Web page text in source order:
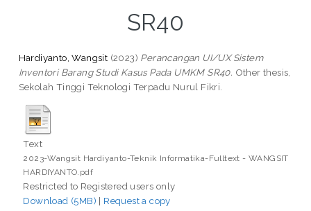
SR40
Hardiyanto, Wangsit (2023) Perancangan UI/UX Sistem
Inventori Barang Studi Kasus Pada UMKM SR40. Other thesis,
Sekolah Tinggi Teknologi Terpadu Nurul Fikri.
Text
2023-Wangsit Hardiyanto-Teknik Informatika-Fulltext - WANGSIT
HARDIYANTO.pdf
Restricted to Registered users only
Download (5MB) | Request a copy